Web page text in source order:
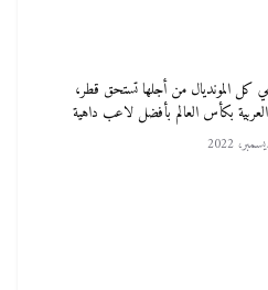
كل المونديال من أجلها تستحق قطر،
العربية بكأس العالم بأفضل لاعب داهية